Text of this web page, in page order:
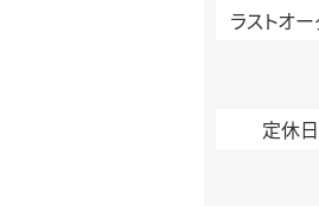
ラストオ
定休日